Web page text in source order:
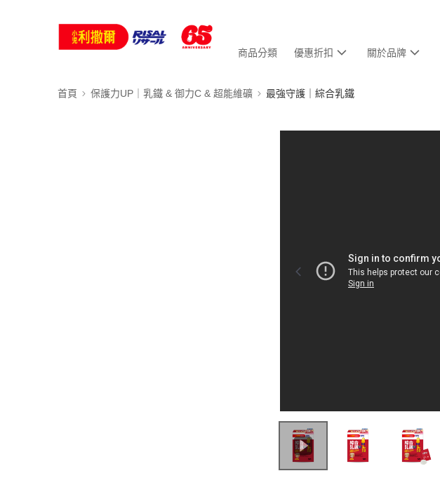
商品分類 優惠折扣 關於品牌
首頁 保護力UP｜乳鐵 & 御力C & 超能維礦 最強守護｜綜合乳鐵